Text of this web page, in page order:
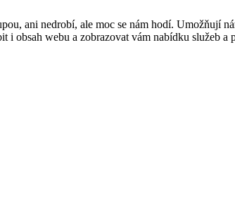
ani nedrobí, ale moc se nám hodí. Umožňují
i obsah webu a zobrazovat vám nabídku služeb